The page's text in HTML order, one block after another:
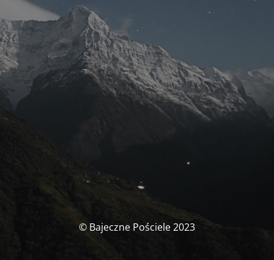
© Bajeczne Pościele 2023